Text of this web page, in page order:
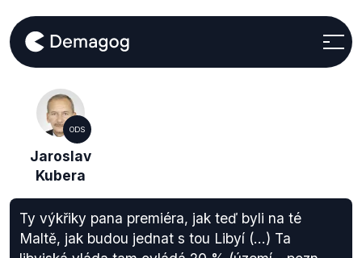
ODS
Jaroslav
Kubera
Ty výkřiky pana premiéra, jak teď byli na té
Maltě, jak budou jednat s tou Libyí (...) Ta